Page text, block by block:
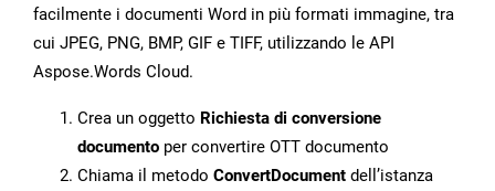
facilmente i documenti Word in più formati immagine, tra
cui JPEG, PNG, BMP, GIF e TIFF, utilizzando le API
Aspose.Words Cloud.
Crea un oggetto Richiesta di conversione
documento per convertire OTT documento
Chiama il metodo ConvertDocument dell’istanza